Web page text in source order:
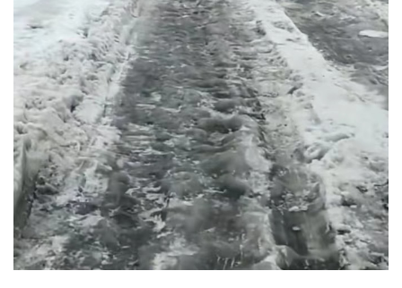
首
页
文
化
生
活